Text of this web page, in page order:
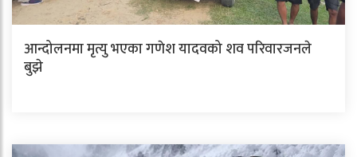
आन्दोलनमा मृत्यु भएका गणेश यादवको शव परिवारजनले
बुझे